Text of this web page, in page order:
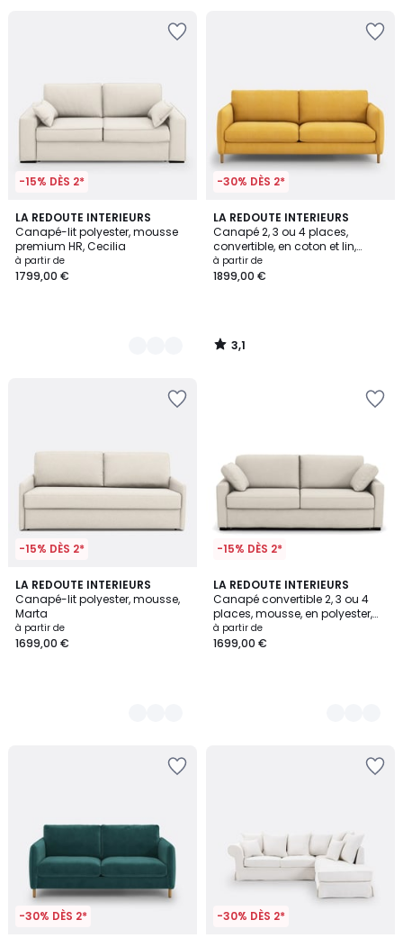
-15% DÈS 2*
LA REDOUTE INTERIEURS
Canapé-lit polyester, mousse
premium HR, Cecilia
à partir de
1799,00 €
3
Couleurs
-30% DÈS 2*
LA REDOUTE INTERIEURS
Canapé 2, 3 ou 4 places,
convertible, en coton et lin,
Loméo
à partir de
1899,00 €
3,1
/
5
3,1
/
-15% DÈS 2*
LA REDOUTE INTERIEURS
Canapé-lit polyester, mousse,
Marta
à partir de
1699,00 €
3
Couleurs
-15% DÈS 2*
LA REDOUTE INTERIEURS
Canapé convertible 2, 3 ou 4
places, mousse, en polyester,
TIMOR
à partir de
1699,00 €
3
Couleurs
-30% DÈS 2* -30% DÈS 2*